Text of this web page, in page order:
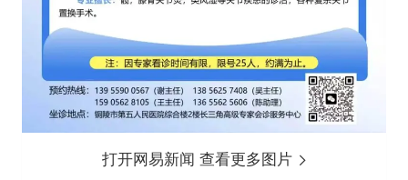
打开网易新闻 查看更多图片